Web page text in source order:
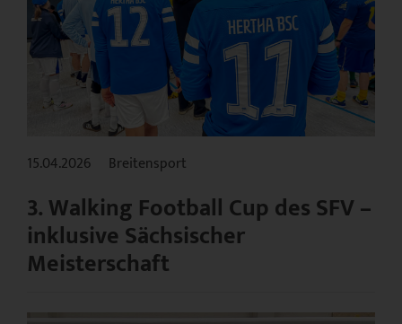
15.04.2026 Breitensport
3. Walking Football Cup des SFV –
inklusive Sächsischer
Meisterschaft